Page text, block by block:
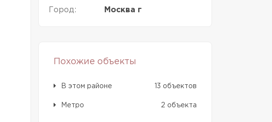
Город: Москва г
Похожие объекты
В этом районе 13 объектов
Метро 2 объекта